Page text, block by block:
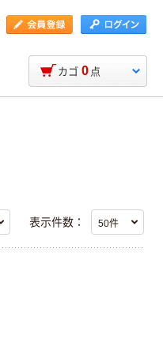
カゴ 0 点
表示件数：